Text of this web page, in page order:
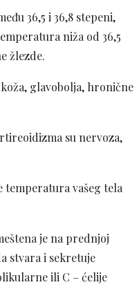
36,5 i 36,8 stepeni,
niža od 36,5
žlezde.
glavobolja, hronične
su nervoza,
temperatura vašeg tela
je na prednjoj
stvara i sekretuje
ili C – ćelije